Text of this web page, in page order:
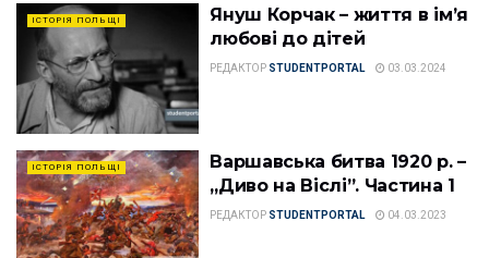
ІСТОРІЯ ПОЛЬЩІ
Януш Корчак – життя в ім’я
любові до дітей
РЕДАКТОР STUDENTPORTAL 03.03.2024
ІСТОРІЯ ПОЛЬЩІ
Варшавська битва 1920 р. –
„Диво на Віслі”. Частина 1
РЕДАКТОР STUDENTPORTAL 04.03.2023